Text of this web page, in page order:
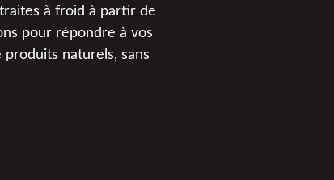
à froid à partir de
pour répondre à vos
naturels, sans